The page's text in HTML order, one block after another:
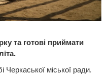
та готові приймати
міської ради.